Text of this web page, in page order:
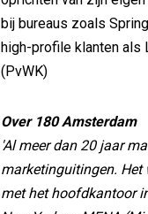
bij bureaus zoals
high-profile klanten als
(PvWK)
Over 180 Amsterdam
'Al meer dan 20 jaar
marketinguitingen. Het
met het hoofdkantoor